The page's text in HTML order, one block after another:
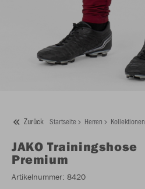
Zurück Startseite Herren Kollektionen
JAKO Trainingshose
Premium
Artikelnummer: 8420